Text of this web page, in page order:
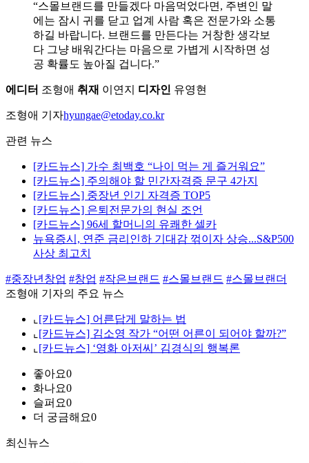
“스몰브랜드를 만들겠다 마음먹었다면, 주변인 말
에는 잠시 귀를 닫고 업계 사람 혹은 전문가와 소통
하길 바랍니다. 브랜드를 만든다는 거창한 생각보
다 그냥 배워간다는 마음으로 가볍게 시작하면 성
공 확률도 높아질 겁니다.”
에디터 조형애 취재 이연지 디자인 유영현
조형애 기자hyungae@etoday.co.kr
관련 뉴스
[카드뉴스] 가수 최백호 “나이 먹는 게 즐거워요”
[카드뉴스] 주의해야 할 민간자격증 문구 4가지
[카드뉴스] 중장년 인기 자격증 TOP5
[카드뉴스] 은퇴전문가의 현실 조언
[카드뉴스] 96세 할머니의 유쾌한 셀카
뉴욕증시, 연준 금리인하 기대감 꺾이자 상승...S&P500
사상 최고치
#중장년창업 #창업 #작은브랜드 #스몰브랜드 #스몰브랜더
조형애 기자의 주요 뉴스
⌞ [카드뉴스] 어른답게 말하는 법
⌞ [카드뉴스] 김소영 작가 “어떤 어른이 되어야 할까?”
⌞ [카드뉴스] ‘영화 아저씨’ 김경식의 행복론
좋아요0
화나요0
슬퍼요0
더 궁금해요0
최신뉴스